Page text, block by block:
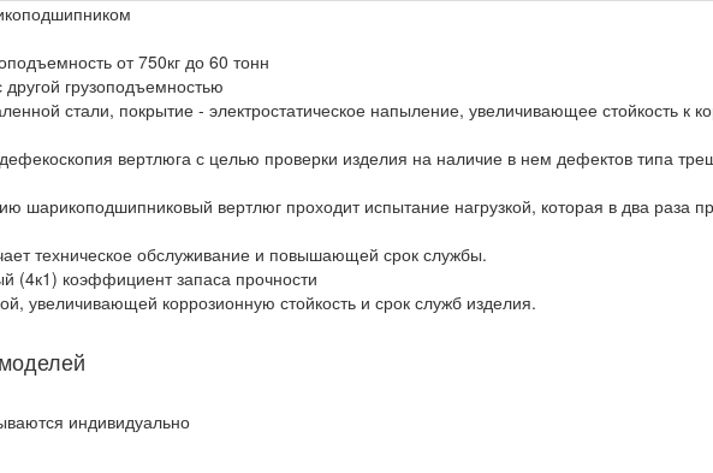
от 750кг до 60 тонн
грузоподъемностью
стали, покрытие - электростатическое напыление, увеличивающее стойкость к
вертлюга с целью проверки изделия на наличие в нем дефектов типа
шарикоподшипниковый вертлюг проходит испытание нагрузкой, которая в два раза
техническое обслуживание и повышающей срок службы.
(4к1) коэффициент запаса прочности
увеличивающей коррозионную стойкость и срок служб изделия.
индивидуально